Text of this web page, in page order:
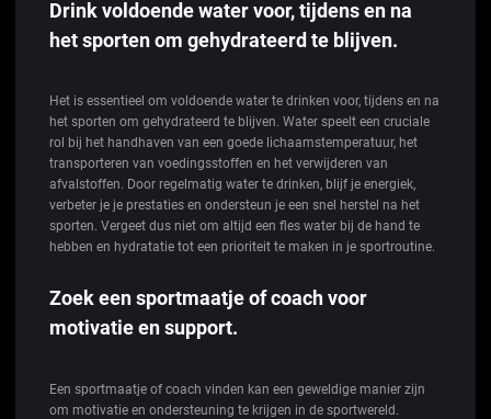
Drink voldoende water voor, tijdens en na
het sporten om gehydrateerd te blijven.
Het is essentieel om voldoende water te drinken voor, tijdens en na
het sporten om gehydrateerd te blijven. Water speelt een cruciale
rol bij het handhaven van een goede lichaamstemperatuur, het
transporteren van voedingsstoffen en het verwijderen van
afvalstoffen. Door regelmatig water te drinken, blijf je energiek,
verbeter je je prestaties en ondersteun je een snel herstel na het
sporten. Vergeet dus niet om altijd een fles water bij de hand te
hebben en hydratatie tot een prioriteit te maken in je sportroutine.
Zoek een sportmaatje of coach voor
motivatie en support.
Een sportmaatje of coach vinden kan een geweldige manier zijn
om motivatie en ondersteuning te krijgen in de sportwereld.